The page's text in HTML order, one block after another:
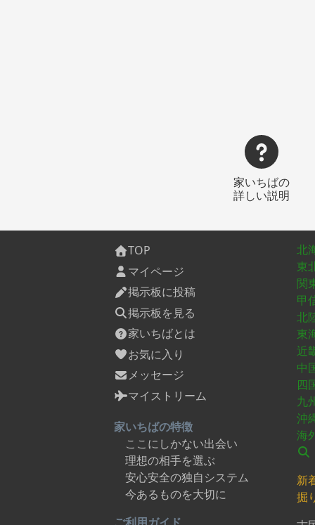
家いちばの
詳しい説明
TOP
マイページ
掲示板に投稿
掲示板を見る
家いちばとは
お気に入り
メッセージ
マイストリーム
家いちばの特徴
ここにしかない出会い
理想の相手を選ぶ
安心安全の独自システム
今あるものを大切に
北
東
関
甲
北
東
近
中
四
九
沖
海
新
掘